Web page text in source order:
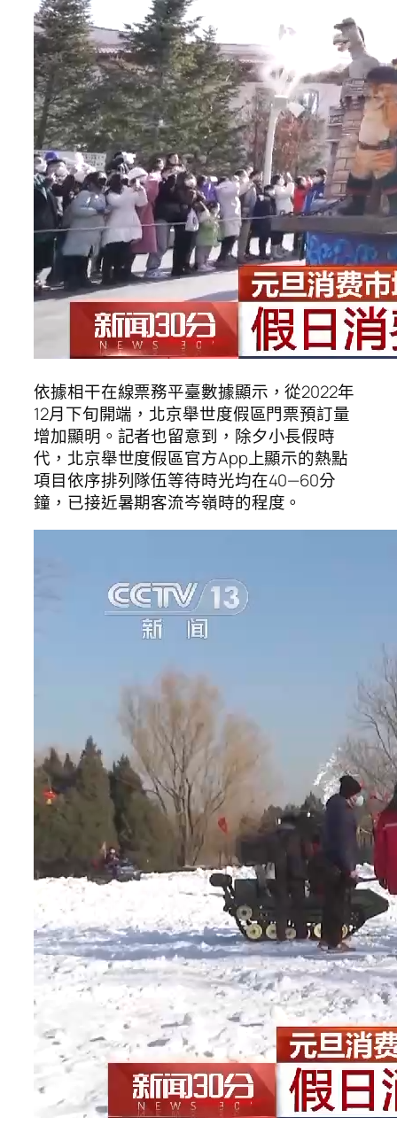
依據相干在線票務平臺數據顯示，從2022年
12月下旬開端，北京舉世度假區門票預訂量
增加顯明。記者也留意到，除夕小長假時
代，北京舉世度假區官方App上顯示的熱點
項目依序排列隊伍等待時光均在40—60分
鐘，已接近暑期客流岑嶺時的程度。